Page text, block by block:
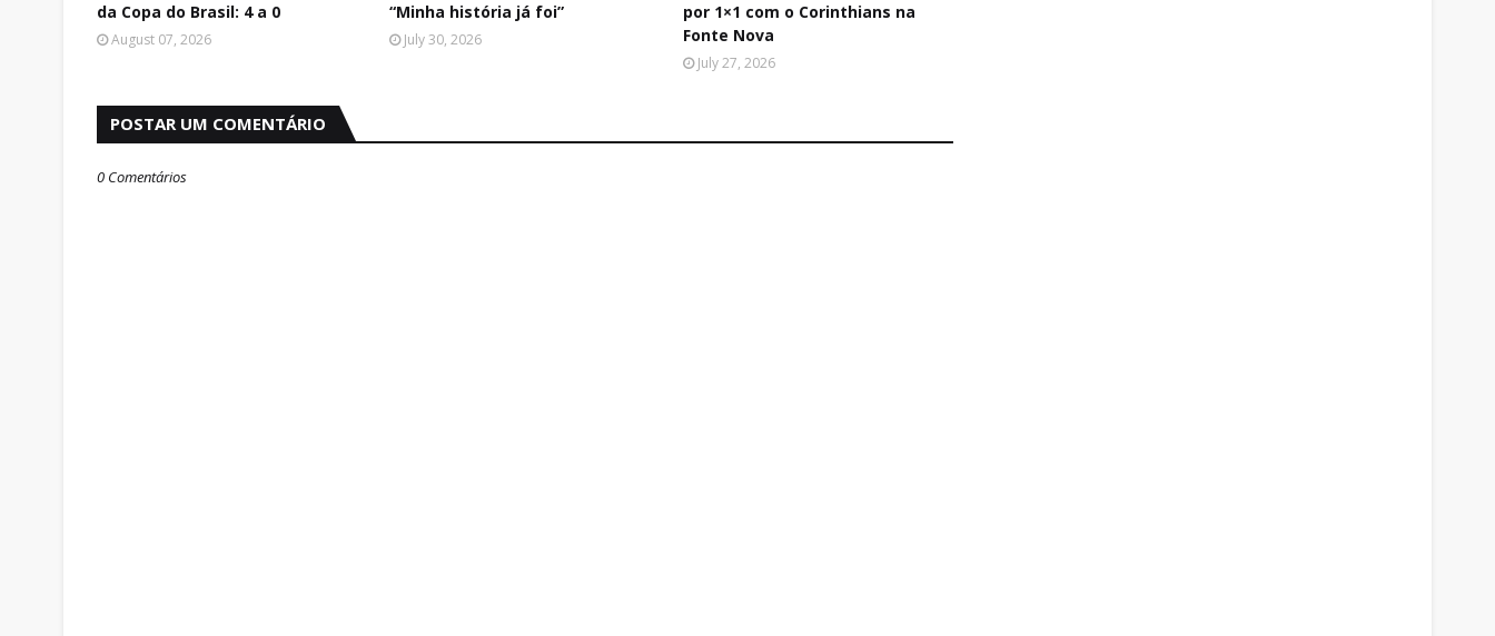
da Copa do Brasil: 4 a 0
August 07, 2026
“Minha história já foi”
July 30, 2026
por 1×1 com o Corinthians na
Fonte Nova
July 27, 2026
POSTAR UM COMENTÁRIO
0 Comentários